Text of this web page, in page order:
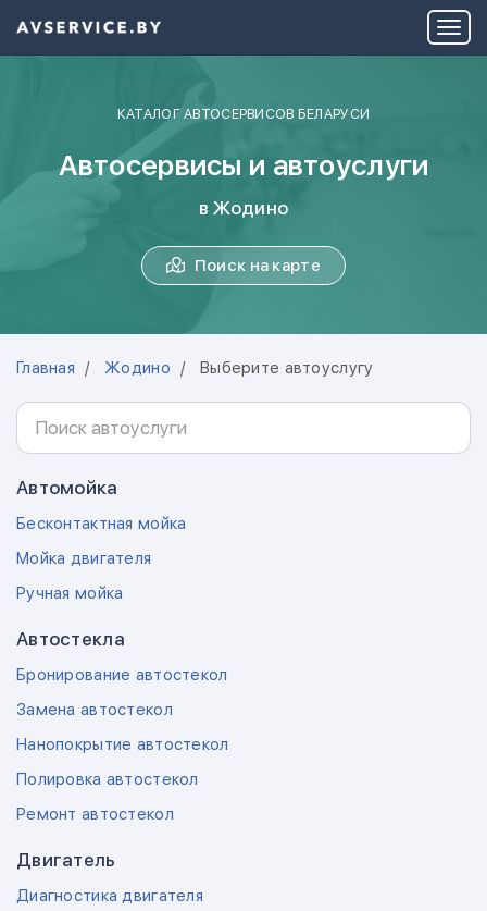
КАТАЛОГ АВТОСЕРВИСОВ БЕЛАРУСИ
Автосервисы и автоуслуги
в Жодино
Поиск на карте
Главная Жодино Выберите автоуслугу
Автомойка
Бесконтактная мойка
Мойка двигателя
Ручная мойка
Автостекла
Бронирование автостекол
Замена автостекол
Нанопокрытие автостекол
Полировка автостекол
Ремонт автостекол
Двигатель
Диагностика двигателя